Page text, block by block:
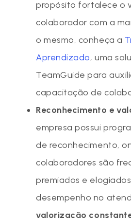
propósito fortalece o
colaborador com a
o mesmo, conheça a
Aprendizado, uma
TeamGuide para
capacitação de
Reconhecimento e
empresa possui
de reconhecimento,
colaboradores são
premiados e
desempenho no
valorização